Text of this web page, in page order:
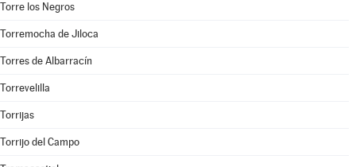
Torre los Negros
Torremocha de Jiloca
Torres de Albarracín
Torrevelilla
Torrijas
Torrijo del Campo